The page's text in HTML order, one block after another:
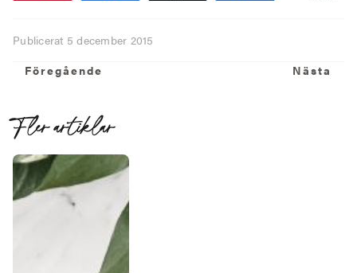
Publicerat 5 december 2015
Föregående
Föregående Nästa
Fler artiklar